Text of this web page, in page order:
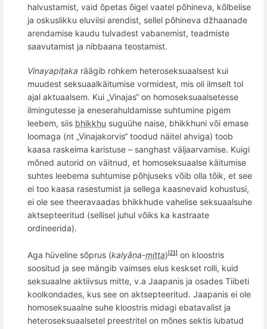
halvustamist, vaid õpetas õigel vaatel põhineva, kõlbelise
ja oskuslikku eluviisi arendist, sellel põhineva džhaanade
arendamise kaudu tulvadest vabanemist, teadmiste
saavutamist ja nibbaana teostamist.
Vinayapiṭaka räägib rohkem heteroseksuaalsest kui
muudest seksuaalkäitumise vormidest, mis oli ilmselt tol
ajal aktuaalsem. Kui „Vinajas“ on homoseksuaalsetesse
ilmingutesse ja eneserahuldamisse suhtumine pigem
leebem, siis bhikkhu suguühe naise, bhikkhuni või emase
loomaga (nt „Vinajakorvis“ toodud näitel ahviga) toob
kaasa raskeima karistuse – sanghast väljaarvamise. Kuigi
mõned autorid on väitnud, et homoseksuaalse käitumise
suhtes leebema suhtumise põhjuseks võib olla tõik, et see
ei too kaasa rasestumist ja sellega kaasnevaid kohustusi,
ei ole see theeravaadas bhikkhude vahelise seksuaalsuhe
aktsepteeritud (sellisel juhul võiks ka kastraate
ordineerida).
Aga hüveline sõprus (kalyāṇa-mitta) [21] on kloostris
soositud ja see mängib vaimses elus keskset rolli, kuid
seksuaalne aktiivsus mitte, v.a Jaapanis ja osades Tiibeti
koolkondades, kus see on aktsepteeritud. Jaapanis ei ole
homoseksuaalne suhe kloostris midagi ebatavalist ja
heteroseksuaalsetel preestritel on mõnes sektis lubatud